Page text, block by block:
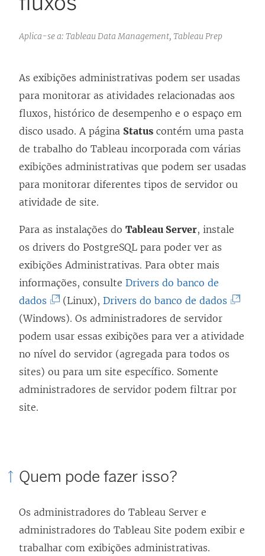
Aplica-se a: Tableau Data Management, Tableau Prep
As exibições administrativas podem ser usadas
para monitorar as atividades relacionadas aos
fluxos, histórico de desempenho e o espaço em
disco usado. A página Status contém uma pasta
de trabalho do Tableau incorporada com várias
exibições administrativas que podem ser usadas
para monitorar diferentes tipos de servidor ou
atividade de site.
Para as instalações do Tableau Server, instale
os drivers do PostgreSQL para poder ver as
exibições Administrativas. Para obter mais
informações, consulte Drivers do banco de
dados
O
l
i
n
k
e
n
o
v
(Linux), Drivers do banco de dados
l
i
k
o
(Windows). Os administradores de servidor
podem usar essas exibições para ver a atividade
no nível do servidor (agregada para todos os
sites) ou para um site específico. Somente
administradores de servidor podem filtrar por
site.
Quem pode fazer isso?
Os administradores do Tableau Server e
administradores do Tableau Site podem exibir e
trabalhar com exibições administrativas.